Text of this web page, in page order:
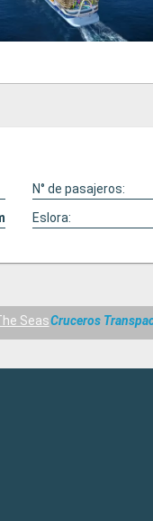
N° de pasajeros:
Eslora:
SeasCruceros